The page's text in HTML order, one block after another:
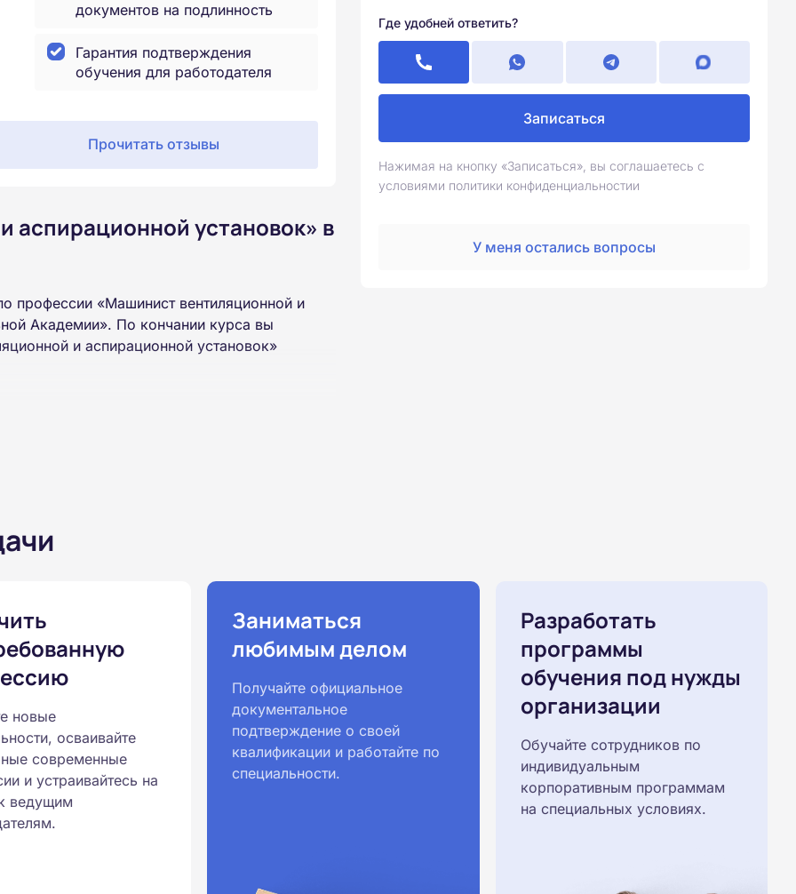
документов на подлинность
Гарантия подтверждения
обучения для работодателя
Прочитать отзывы
аспирационной установок» в
профессии «Машинист вентиляционной и
Академии». По кончании курса вы
и аспирационной установок»
профессии высылаются в ваш адрес
на электронную почту в день
подтверждены
ведется по всем
Минпросвещения России от
государственными
образования.
принимаются
Где удобней ответить?
Записаться
Нажимая на кнопку «Записаться», вы соглашаетесь с
условиями политики конфиденциальностии
У меня остались вопросы
новые
осваивайте
современные
и устраивайтесь на
ведущим
Заниматься
любимым делом
Получайте официальное
документальное
подтверждение о своей
квалификации и работайте по
специальности.
Разработать
программы
обучения под нужды
организации
Обучайте сотрудников по
индивидуальным
корпоративным программам
на специальных условиях.